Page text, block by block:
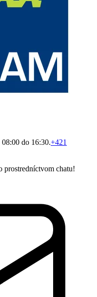
08:00 do 16:30.+421
prostredníctvom chatu!